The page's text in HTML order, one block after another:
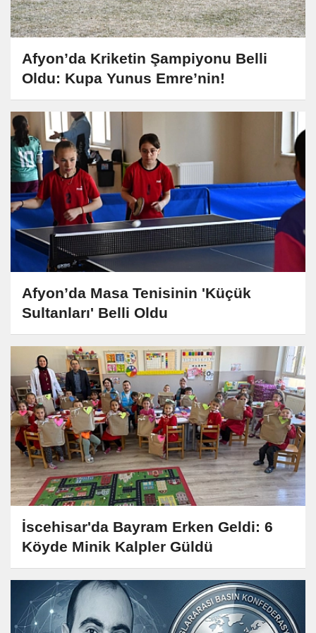
Afyon’da Kriketin Şampiyonu Belli
Oldu: Kupa Yunus Emre’nin!
Afyon’da Masa Tenisinin 'Küçük
Sultanları' Belli Oldu
İscehisar'da Bayram Erken Geldi: 6
Köyde Minik Kalpler Güldü